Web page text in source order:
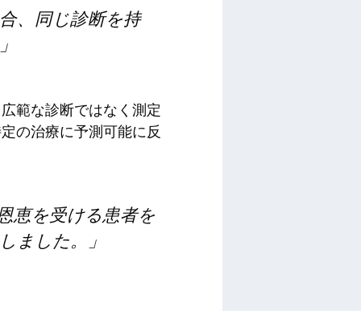
、同じ診断を持
範な診断ではなく測定
の治療に予測可能に反
恵を受ける患者を
ました。」